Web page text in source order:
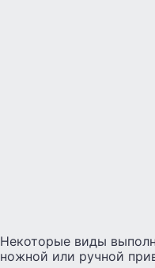
Некоторые виды
ножной или ручной